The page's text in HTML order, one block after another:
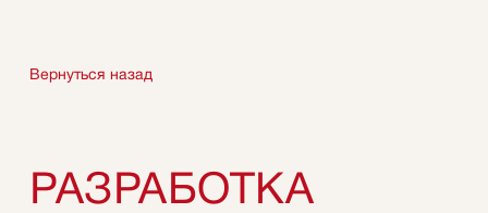
РАЗРАБОТКА
Вернуться назад